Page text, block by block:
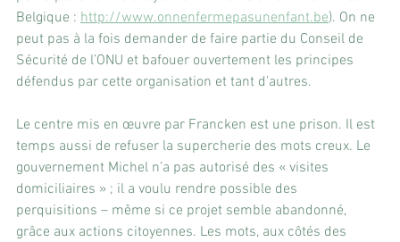
Belgique : http://www.onnenfermepasunenfant.be). On ne
peut pas à la fois demander de faire partie du Conseil de
Sécurité de l’ONU et bafouer ouvertement les principes
défendus par cette organisation et tant d’autres.
Le centre mis en œuvre par Francken est une prison. Il est
temps aussi de refuser la supercherie des mots creux. Le
gouvernement Michel n’a pas autorisé des « visites
domiciliaires » ; il a voulu rendre possible des
perquisitions – même si ce projet semble abandonné,
grâce aux actions citoyennes. Les mots, aux côtés des